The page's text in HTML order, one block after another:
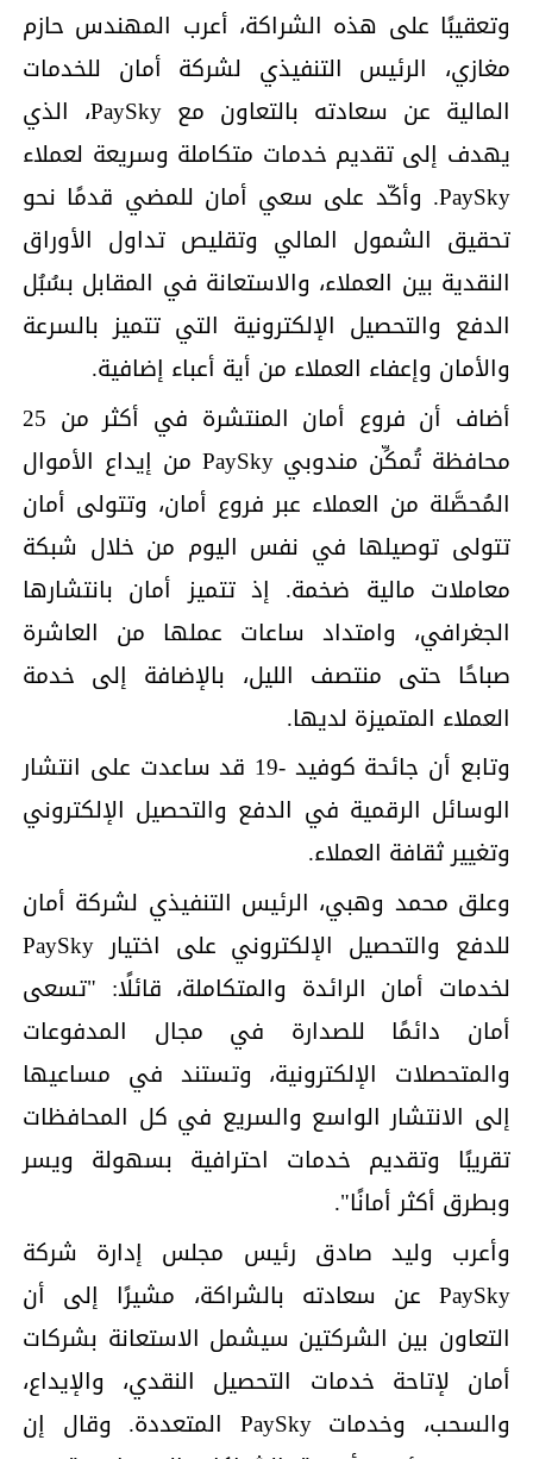
وتعقيبًا على هذه الشراكة، أعرب المهندس حازم
مغازي، الرئيس التنفيذي لشركة أمان للخدمات
المالية عن سعادته بالتعاون مع PaySky، الذي
يهدف إلى تقديم خدمات متكاملة وسريعة لعملاء
PaySky. وأكّد على سعي أمان للمضي قدمًا نحو
تحقيق الشمول المالي وتقليص تداول الأوراق
النقدية بين العملاء، والاستعانة في المقابل بسُبُل
الدفع والتحصيل الإلكترونية التي تتميز بالسرعة
والأمان وإعفاء العملاء من أية أعباء إضافية.
أضاف أن فروع أمان المنتشرة في أكثر من 25
محافظة تُمكِّن مندوبي PaySky من إيداع الأموال
المُحصَّلة من العملاء عبر فروع أمان، وتتولى أمان
تتولى توصيلها في نفس اليوم من خلال شبكة
معاملات مالية ضخمة. إذ تتميز أمان بانتشارها
الجغرافي، وامتداد ساعات عملها من العاشرة
صباحًا حتى منتصف الليل، بالإضافة إلى خدمة
العملاء المتميزة لديها.
وتابع أن جائحة كوفيد -19 قد ساعدت على انتشار
الوسائل الرقمية في الدفع والتحصيل الإلكتروني
وتغيير ثقافة العملاء.
وعلق محمد وهبي، الرئيس التنفيذي لشركة أمان
للدفع والتحصيل الإلكتروني على اختيار PaySky
لخدمات أمان الرائدة والمتكاملة، قائلًا: "تسعى
أمان دائمًا للصدارة في مجال المدفوعات
والمتحصلات الإلكترونية، وتستند في مساعيها
إلى الانتشار الواسع والسريع في كل المحافظات
تقريبًا وتقديم خدمات احترافية بسهولة ويسر
وبطرق أكثر أمانًا".
وأعرب وليد صادق رئيس مجلس إدارة شركة
PaySky عن سعادته بالشراكة، مشيرًا إلى أن
التعاون بين الشركتين سيشمل الاستعانة بشركات
أمان لإتاحة خدمات التحصيل النقدي، والإيداع،
والسحب، وخدمات PaySky المتعددة. وقال إن